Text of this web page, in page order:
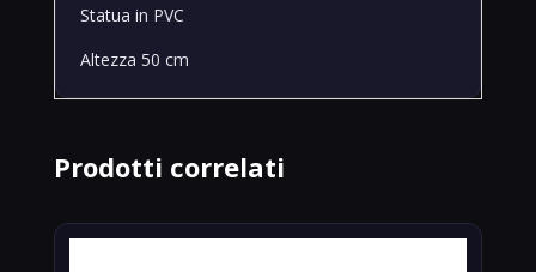
Statua in PVC
Altezza 50 cm
Prodotti correlati